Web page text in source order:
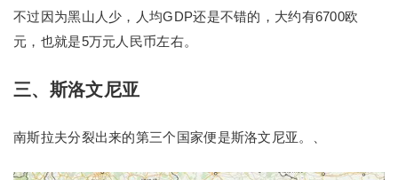
不过因为黑山人少，人均GDP还是不错的，大约有6700欧
元，也就是5万元人民币左右。
三、斯洛文尼亚
南斯拉夫分裂出来的第三个国家便是斯洛文尼亚。、